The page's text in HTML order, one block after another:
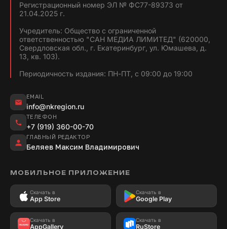
Регистрационный номер ЭЛ № ФС77-89373 от
21.04.2025 г.
Учредитель: Общество с ограниченной
ответственностью "САН МЕДИА ЛИМИТЕД" (620000,
Свердловская обл., г. Екатеринбург, ул. Юмашева, д.
13, кв. 103).
Периодичность издания: ПН-ПТ, с 09:00 до 19:00
EMAIL
info@nkregion.ru
ТЕЛЕФОН
+7 (919) 360-00-70
ГЛАВНЫЙ РЕДАКТОР
Беляев Максим Владимирович
МОБИЛЬНОЕ ПРИЛОЖЕНИЕ
Скачать в
App Store
Скачать в
Google Play
Скачать в
AppGallery
Скачать в
RuStore